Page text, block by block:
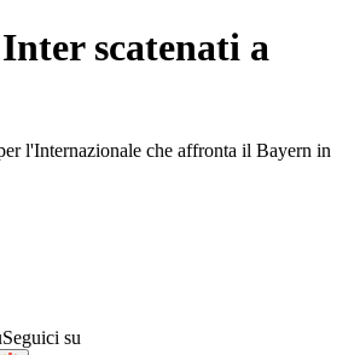
scatenati a
l'Internazionale che affronta il Bayern in
Seguici su